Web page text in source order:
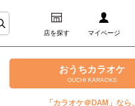
店を探す マイページ
ログイン
マイページ
おうちカラオケ
OUCHI KARAOKE
「カラオケ＠DAM」なら、